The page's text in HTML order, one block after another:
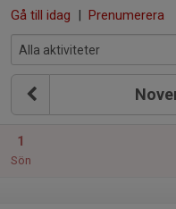
Gå till idag | Prenumerera
1
Sön